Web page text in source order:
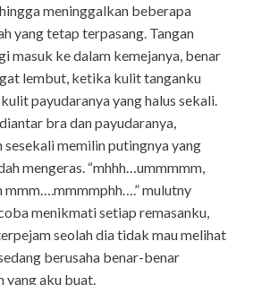
meninggalkan beberapa
yang tetap terpasang. Tangan
masuk ke dalam kemejanya, benar
lembut, ketika kulit tanganku
payudaranya yang halus sekali.
bra dan payudaranya,
sesekali memilin putingnya yang
mengeras. “mhhh…ummmmm,
mulutny
menikmati setiap remasanku,
seolah dia tidak mau melihat
berusaha benar-benar
yang aku buat.